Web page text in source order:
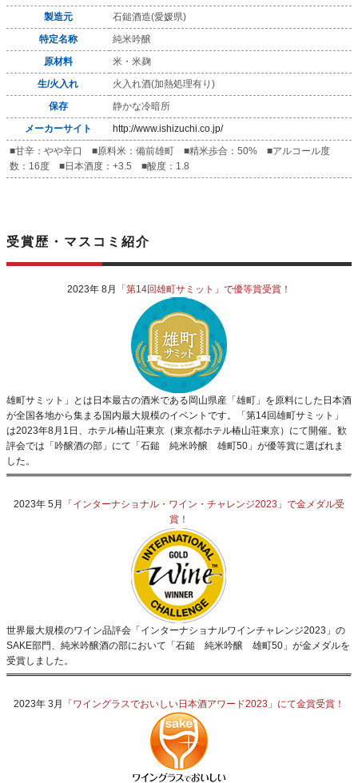
製造元
石鎚酒造(愛媛県)
特定名称
純米吟醸
原材料
米・米麹
生/火入れ
火入れ酒(加熱処理有り)
保存
静かな冷暗所
メーカーサイト
http://www.ishizuchi.co.jp/
■甘辛：やや辛口 ■原料米：備前雄町 ■精米歩合：50% ■アルコール度
数：16度 ■日本酒度：+3.5 ■酸度：1.8
受賞歴・マスコミ紹介
2023年 8月 「第14回雄町サミット」で優等賞受賞！
雄町サミット」とは日本最古の酒米である岡山県産「雄町」を原料にした日本酒
が全国各地から集まる国内最大規模のイベントです。「第14回雄町サミット」
は2023年8月1日、ホテル椿山荘東京（東京都ホテル椿山荘東京）にて開催。歓
評会では「吟醸酒の部」にて「石鎚 純米吟醸 雄町50」が優等賞に選ばれま
した。
2023年 5月
「インターナショナル・ワイン・チャレンジ2023」で金メダル受
賞！
世界最大規模のワイン品評会「インターナショナルワインチャレンジ2023」の
SAKE部門、純米吟醸酒の部において「石鎚 純米吟醸 雄町50」が金メダルを
受賞しました。
2023年 3月 「ワイングラスでおいしい日本酒アワード2023」にて金賞受賞！